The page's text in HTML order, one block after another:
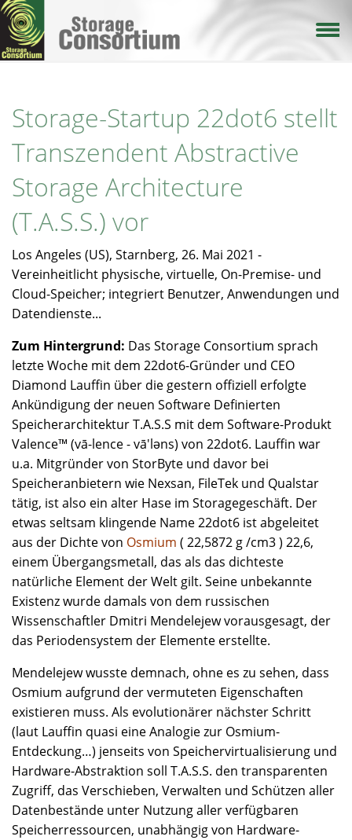
Direkt
zum
Inhalt
Storage-Startup 22dot6 stellt
Transzendent Abstractive
Storage Architecture
(T.A.S.S.) vor
Los Angeles (US), Starnberg, 26. Mai 2021 -
Vereinheitlicht physische, virtuelle, On-Premise- und
Cloud-Speicher; integriert Benutzer, Anwendungen und
Datendienste...
Zum Hintergrund: Das Storage Consortium sprach
letzte Woche mit dem 22dot6-Gründer und CEO
Diamond Lauffin über die gestern offiziell erfolgte
Ankündigung der neuen Software Definierten
Speicherarchitektur T.A.S.S mit dem Software-Produkt
Valence™ (vā-lence - vā′ləns) von 22dot6. Lauffin war
u.a. Mitgründer von StorByte und davor bei
Speicheranbietern wie Nexsan, FileTek und Qualstar
tätig, ist also ein alter Hase im Storagegeschäft. Der
etwas seltsam klingende Name 22dot6 ist abgeleitet
aus der Dichte von Osmium ( 22,5872 g /cm3 ) 22,6,
einem Übergangsmetall, das als das dichteste
natürliche Element der Welt gilt. Seine unbekannte
Existenz wurde damals von dem russischen
Wissenschaftler Dmitri Mendelejew vorausgesagt, der
das Periodensystem der Elemente erstellte.
Mendelejew wusste demnach, ohne es zu sehen, dass
Osmium aufgrund der vermuteten Eigenschaften
existieren muss. Als evolutionärer nächster Schritt
(laut Lauffin quasi eine Analogie zur Osmium-
Entdeckung…) jenseits von Speichervirtualisierung und
Hardware-Abstraktion soll T.A.S.S. den transparenten
Zugriff, das Verschieben, Verwalten und Schützen aller
Datenbestände unter Nutzung aller verfügbaren
Speicherressourcen, unabhängig von Hardware-